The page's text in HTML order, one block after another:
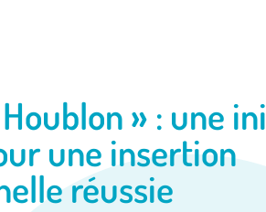
» : une
une insertion
réussie